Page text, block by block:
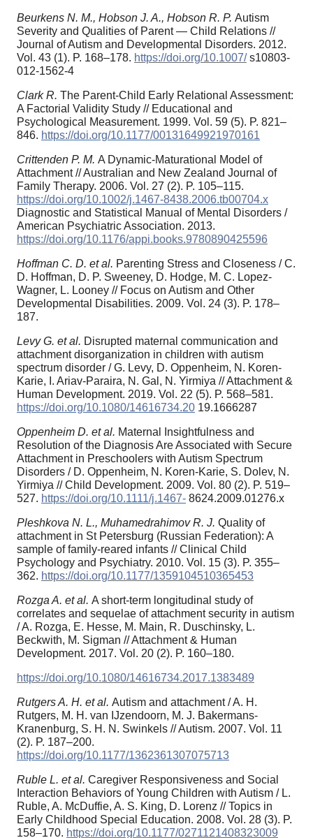
Beurkens N. M., Hobson J. A., Hobson R. P. Autism
Severity and Qualities of Parent — Child Relations //
Journal of Autism and Developmental Disorders. 2012.
Vol. 43 (1). P. 168–178. https://doi.org/10.1007/s10803-
012-1562-4
Clark R. The Parent-Child Early Relational Assessment:
A Factorial Validity Study // Educational and
Psychological Measurement. 1999. Vol. 59 (5). P. 821–
846. https://doi.org/10.1177/00131649921970161
Crittenden P. M. A Dynamic-Maturational Model of
Attachment // Australian and New Zealand Journal of
Family Therapy. 2006. Vol. 27 (2). P. 105–115.
https://doi.org/10.1002/j.1467-8438.2006.tb00704.x
Diagnostic and Statistical Manual of Mental Disorders /
American Psychiatric Association. 2013.
https://doi.org/10.1176/appi.books.9780890425596
Hoffman C. D. et al. Parenting Stress and Closeness / C.
D. Hoffman, D. P. Sweeney, D. Hodge, M. C. Lopez-
Wagner, L. Looney // Focus on Autism and Other
Developmental Disabilities. 2009. Vol. 24 (3). P. 178–
187.
Levy G. et al. Disrupted maternal communication and
attachment disorganization in children with autism
spectrum disorder / G. Levy, D. Oppenheim, N. Koren-
Karie, I. Ariav-Paraira, N. Gal, N. Yirmiya // Attachment &
Human Development. 2019. Vol. 22 (5). P. 568–581.
https://doi.org/10.1080/14616734.20 19.1666287
Oppenheim D. et al. Maternal Insightfulness and
Resolution of the Diagnosis Are Associated with Secure
Attachment in Preschoolers with Autism Spectrum
Disorders / D. Oppenheim, N. Koren-Karie, S. Dolev, N.
Yirmiya // Child Development. 2009. Vol. 80 (2). P. 519–
527. https://doi.org/10.1111/j.1467- 8624.2009.01276.x
Pleshkova N. L., Muhamedrahimov R. J. Quality of
attachment in St Petersburg (Russian Federation): A
sample of family-reared infants // Clinical Child
Psychology and Psychiatry. 2010. Vol. 15 (3). P. 355–
362. https://doi.org/10.1177/1359104510365453
Rozga A. et al. A short-term longitudinal study of
correlates and sequelae of attachment security in autism
/ A. Rozga, E. Hesse, M. Main, R. Duschinsky, L.
Beckwith, M. Sigman // Attachment & Human
Development. 2017. Vol. 20 (2). P. 160–180.
https://doi.org/10.1080/14616734.2017.1383489
Rutgers A. H. et al. Autism and attachment / A. H.
Rutgers, M. H. van IJzendoorn, M. J. Bakermans-
Kranenburg, S. H. N. Swinkels // Autism. 2007. Vol. 11
(2). P. 187–200.
https://doi.org/10.1177/1362361307075713
Ruble L. et al. Caregiver Responsiveness and Social
Interaction Behaviors of Young Children with Autism / L.
Ruble, A. McDuffie, A. S. King, D. Lorenz // Topics in
Early Childhood Special Education. 2008. Vol. 28 (3). P.
158–170. https://doi.org/10.1177/0271121408323009